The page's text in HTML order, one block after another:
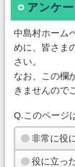
アンケー
中島村ホーム
めに、皆さま
さい。
なお、この欄
きませんので
Q.このページ
非常に役
役に立っ